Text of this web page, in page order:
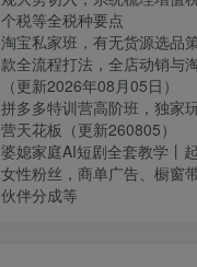
个税等全税种要点
淘宝私家班，有无货源选品
款全流程打法，全店动销与
（更新2026年08月05日）
拼多多特训营高阶班，独家
营天花板（更新260805）
婆媳家庭AI短剧全套教学丨
女性粉丝，商单广告、橱窗
伙伴分成等